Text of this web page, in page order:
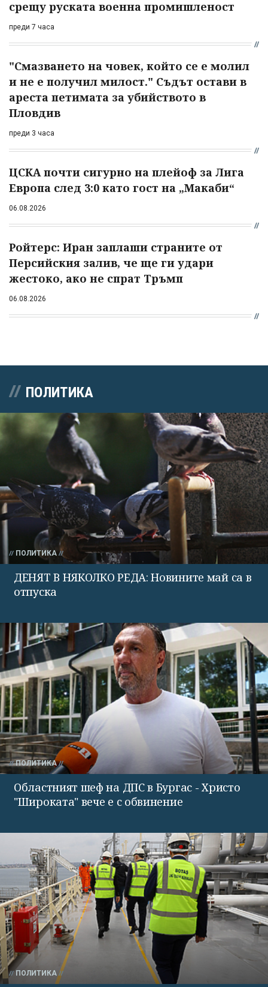
срещу руската военна промишленост
преди 7 часа
"Смазването на човек, който се е молил
и не е получил милост." Съдът остави в
ареста петимата за убийството в
Пловдив
преди 3 часа
ЦСКА почти сигурно на плейоф за Лига
Европа след 3:0 като гост на „Макаби“
06.08.2026
Ройтерс: Иран заплаши страните от
Персийския залив, че ще ги удари
жестоко, ако не спрат Тръмп
06.08.2026
ПОЛИТИКА
ПОЛИТИКА
ДЕНЯТ В НЯКОЛКО РЕДА: Новините май са в
отпуска
ПОЛИТИКА
Областният шеф на ДПС в Бургас - Христо
"Широката" вече е с обвинение
ПОЛИТИКА